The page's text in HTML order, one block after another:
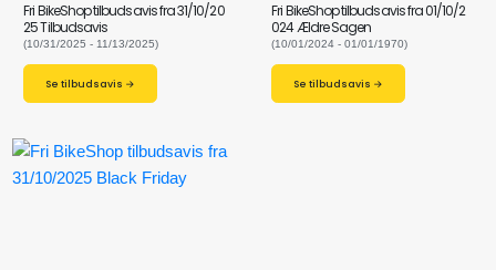
Fri BikeShop tilbudsavis fra 31/10/20
25 Tilbudsavis
(10/31/2025 - 11/13/2025)
Se tilbudsavis →
Fri BikeShop tilbudsavis fra 01/10/2
024 Ældre Sagen
(10/01/2024 - 01/01/1970)
Se tilbudsavis →